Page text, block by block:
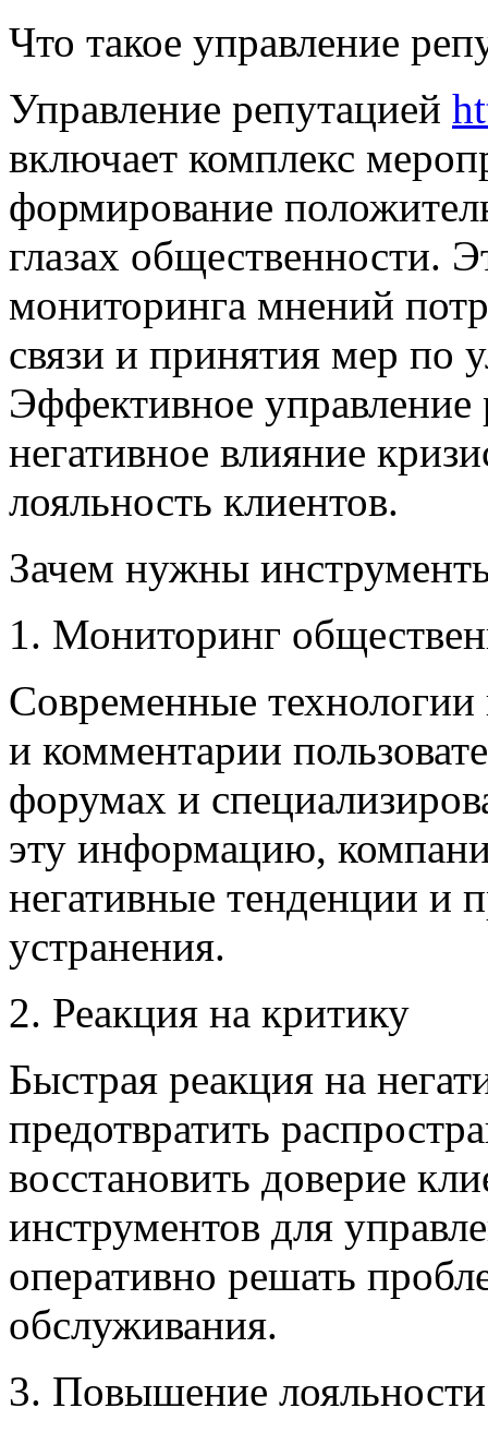
Что такое управление
Управление репутацией
включает комплекс
формирование
глазах общественности.
мониторинга мнений
связи и принятия мер по
Эффективное управление
негативное влияние
лояльность клиентов.
Зачем нужны
1. Мониторинг
Современные технологии
и комментарии
форумах и
эту информацию,
негативные тенденции и
устранения.
2. Реакция на критику
Быстрая реакция на
предотвратить
восстановить доверие
инструментов для
оперативно решать
обслуживания.
3. Повышение